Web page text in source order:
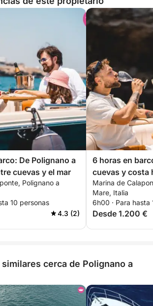
De Polignano a
cuevas y el mar
Polignano a
10 personas
4.3 (2)
6 horas en
cuevas y costa
Bari
Marina de
Mare, Italia
6h00 · Para hasta
Desde 1.200 €
cerca de Polignano a